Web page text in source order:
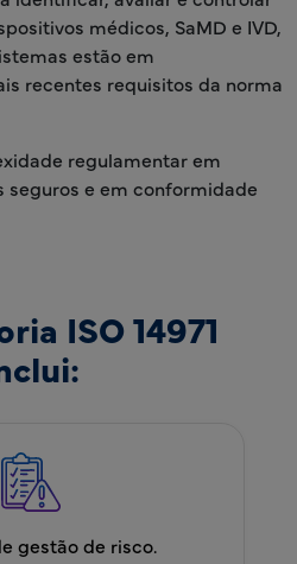
médicos, SaMD e IVD,
estão em
recentes requisitos da norma
regulamentar em
e em conformidade
ISO 14971
gestão de risco.